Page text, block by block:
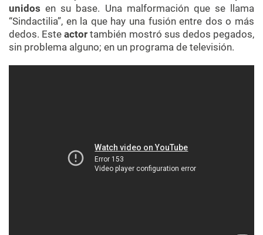
unidosen su base. Una malformación que se llama
“Sindactilia”, en la que hay una fusión entre dos o más
dedos. Esteactor también mostró sus dedos pegados,
sin problema alguno; en un programa de televisión.